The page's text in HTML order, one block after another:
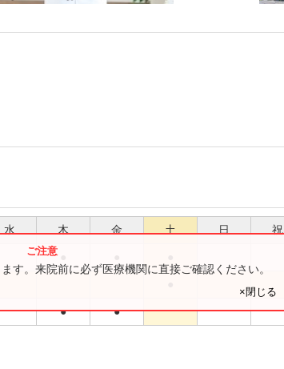
水 木 金 土 日 祝
● ●
す。来院前に必ず医療機関に直接ご確認ください。
×閉じる